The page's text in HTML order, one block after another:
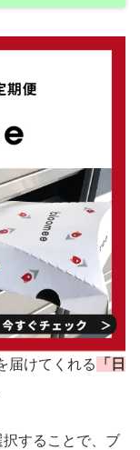
届けてくれる
「日
択することで、ブ